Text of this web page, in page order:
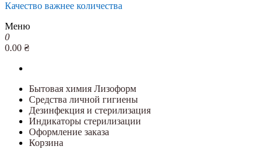
Качество важнее количества
Меню
0
0.00 ₴
Бытовая химия Лизоформ
Средства личной гигиены
Дезинфекция и стерилизация
Индикаторы стерилизации
Оформление заказа
Корзина